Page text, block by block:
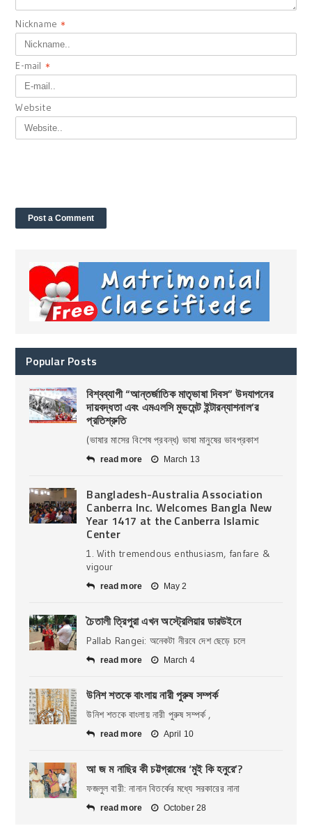
Nickname *
E-mail *
Website
Popular Posts
বিশ্বব্যাপী “আন্তর্জাতিক মাতৃভাষা দিবস” উদযাপনের
দায়বদ্ধতা এবং এমএলসি মুভমেন্ট ইন্টারন্যাশনাল’র
প্রতিশ্রুতি
(ভাষার মাসের বিশেষ প্রবন্ধ) ভাষা মানুষের ভাবপ্রকাশ
read more March 13
Bangladesh-Australia Association
Canberra Inc. Welcomes Bangla New
Year 1417 at the Canberra Islamic
Center
1. With tremendous enthusiasm, fanfare &
vigour
read more May 2
চৈতালী ত্রিপুরা এখন অস্ট্রেলিয়ার ডারউইনে
Pallab Rangei: অনেকটা নীরবে দেশ ছেড়ে চলে
read more March 4
উনিশ শতকে বাংলায় নারী পুরুষ সম্পর্ক
উনিশ শতকে বাংলায় নারী পুরুষ সম্পর্ক ,
read more April 10
আ জ ম নাছির কী চট্টগ্রামের ‘মুই কি হনুরে’?
ফজলুল বারী: নানান বিতর্কের মধ্যে সরকারের নানা
read more October 28